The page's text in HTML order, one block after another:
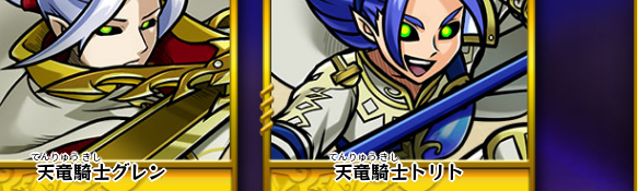
天竜騎士グレン 天竜騎士トリト